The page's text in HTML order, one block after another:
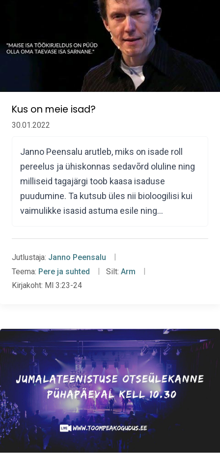
Kus on meie isad?
30.01.2022
Janno Peensalu arutleb, miks on isade roll
pereelus ja ühiskonnas sedavõrd oluline ning
milliseid tagajärgi toob kaasa isaduse
puudumine. Ta kutsub üles nii bioloogilisi kui
vaimulikke isasid astuma esile ning…
Jutlustaja: Janno Peensalu
Teema: Pere ja suhted Silt: Arm
Kirjakoht: Ml 3:23-24